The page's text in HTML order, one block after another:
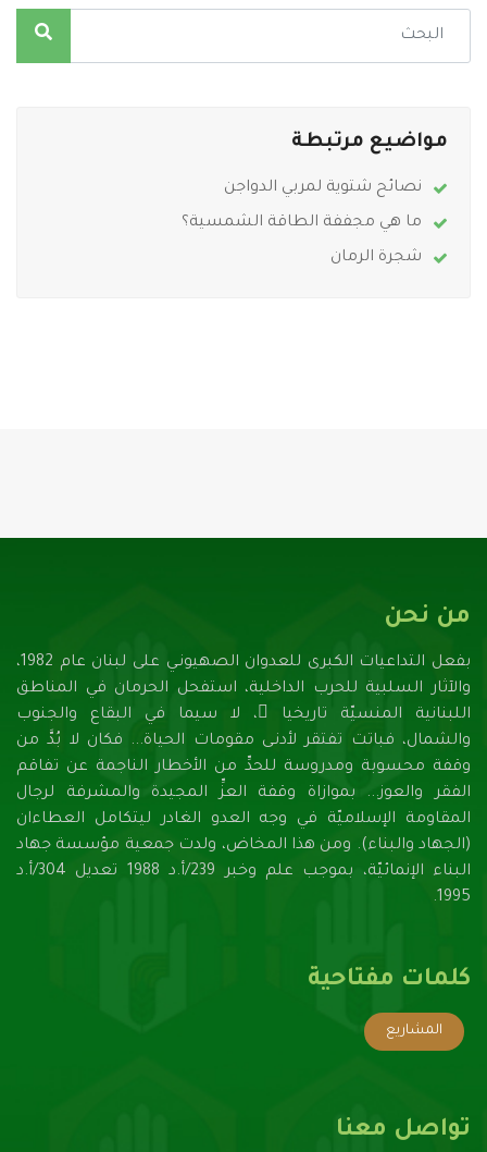
مواضيع مرتبطة
نصائح شتوية لمربي الدواجن
ما هي مجففة الطاقة الشمسية؟
شجرة الرمان
من نحن
بفعل التداعيات الكبرى للعدوان الصهيونـي على لبنان عام 1982،
والآثار السلبية للحرب الداخلية، استفحل الحرمان في المناطق
اللبنانية المنسيّة تاريخيا ً، لا سيما في البقاع والجنوب
والشمال، فباتت تفتقر لأدنـى مقومات الحياة... فكان لا بُدَّ من
وقفة محسوبة ومدروسة للحدِّ من الأخطار الناجمة عن تفاقم
الفقر والعوز... بموازاة وقفة العزِّ المجيدة والمشرفة لرجال
المقاومة الإسلاميّة في وجه العدو الغادر ليتكامل العطاءان
(الجهاد والبناء). ومن هذا المخاض، ولدت جمعية مؤسسة جهاد
البناء الإنمائيّة، بموجب علم وخبر 239/أ.د 1988 تعديل 304/أ.د
1995.
كلمات مفتاحية
المشاريع
تواصل معنا